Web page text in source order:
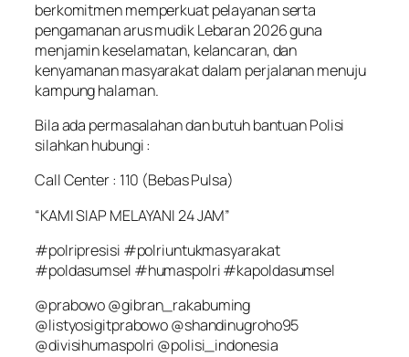
berkomitmen memperkuat pelayanan serta
pengamanan arus mudik Lebaran 2026 guna
menjamin keselamatan, kelancaran, dan
kenyamanan masyarakat dalam perjalanan menuju
kampung halaman.
Bila ada permasalahan dan butuh bantuan Polisi
silahkan hubungi :
Call Center : 110 (Bebas Pulsa)
“KAMI SIAP MELAYANI 24 JAM”
#polripresisi #polriuntukmasyarakat
#poldasumsel #humaspolri #kapoldasumsel
@prabowo @gibran_rakabuming
@listyosigitprabowo @shandinugroho95
@divisihumaspolri @polisi_indonesia